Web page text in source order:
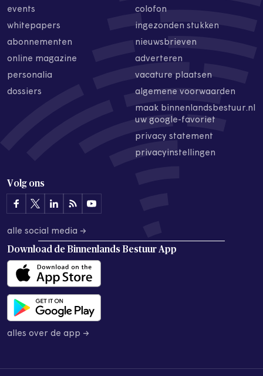
events
whitepapers
abonnementen
online magazine
personalia
dossiers
colofon
ingezonden stukken
nieuwsbrieven
adverteren
vacature plaatsen
algemene voorwaarden
maak binnenlandsbestuur.nl
uw google-favoriet
privacy statement
privacyinstellingen
Volg ons
alle social media →
Download de Binnenlands Bestuur App
alles over de app →